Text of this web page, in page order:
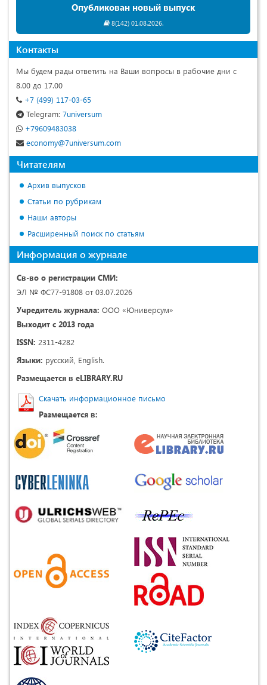
Опубликован новый выпуск
8(142) 01.08.2026.
Контакты
Мы будем рады ответить на Ваши вопросы в рабочие дни с
8.00 до 17.00
+7 (499) 117-03-65
Telegram: 7universum
+79609483038
economy@7universum.com
Читателям
Архив выпусков
Статьи по рубрикам
Наши авторы
Расширенный поиск по статьям
Информация о журнале
Св-во о регистрации СМИ:
ЭЛ № ФС77-91808 от 03.07.2026
Учредитель журнала: ООО «Юниверсум»
Выходит с 2013 года
ISSN: 2311-4282
Языки: русский, English.
Размещается в eLIBRARY.RU
Скачать информационное письмо
Размещается в: